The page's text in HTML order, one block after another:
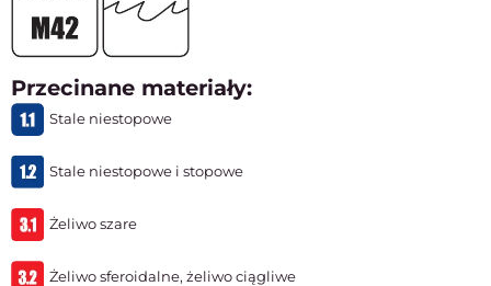
Przecinane materiały:
Stale niestopowe
Stale niestopowe i stopowe
Żeliwo szare
Żeliwo sferoidalne, żeliwo ciągliwe